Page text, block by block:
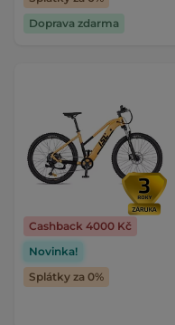
Doprava zdarma
Cashback 4000 Kč
Novinka!
Splátky za 0%